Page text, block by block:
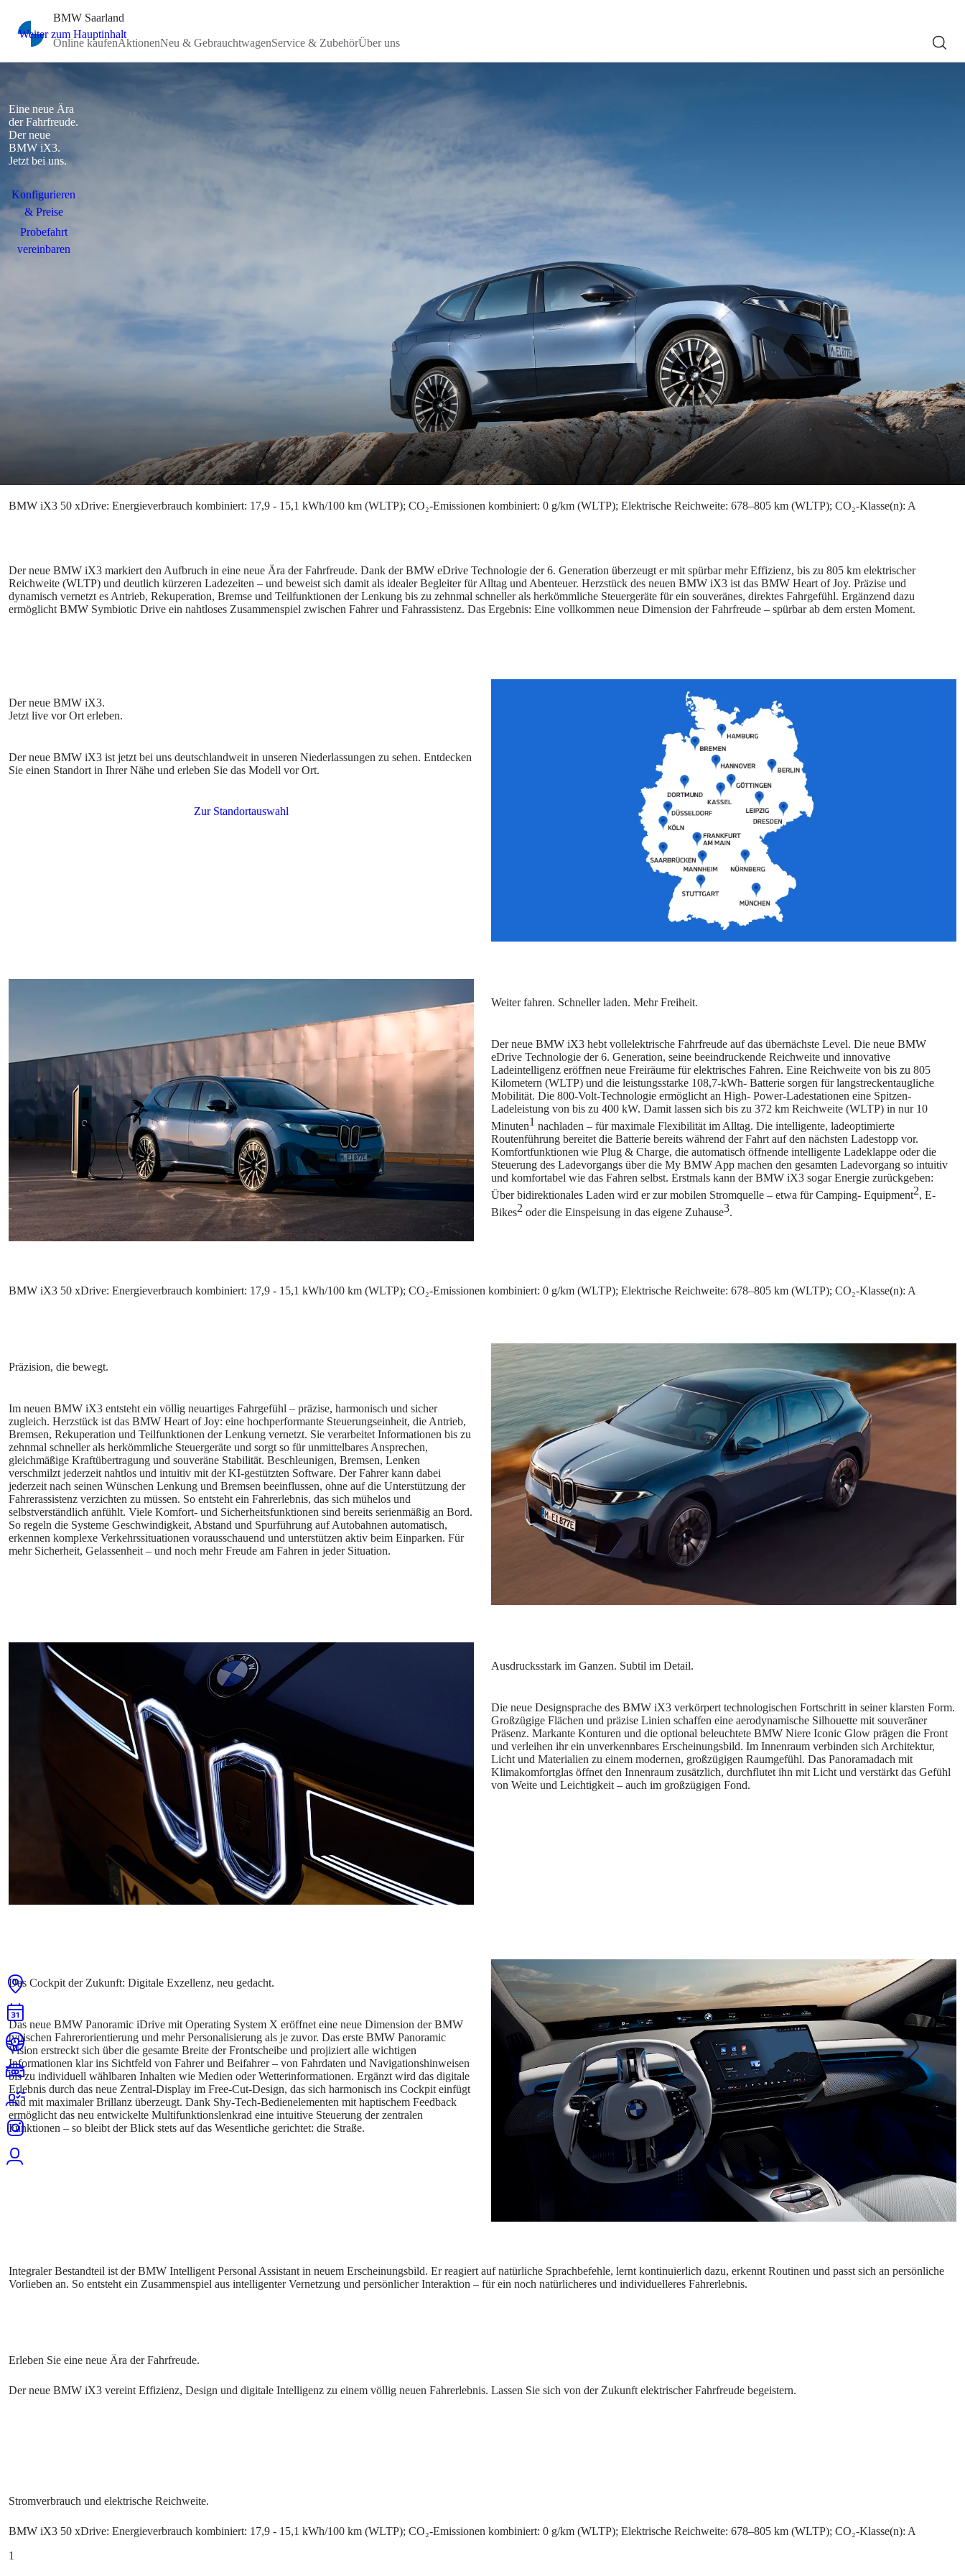
BMW iX3 50 xDrive: Energieverbrauch kombiniert: 17,9 - 15,1 kWh/100 km (WLTP); CO₂-Emissionen kombiniert: 0 g/km (WLTP); Elektrische Reichweite: 678–805 km (WLTP); CO₂-Klasse(n): A
Der neue BMW iX3 markiert den Aufbruch in eine neue Ära der Fahrfreude. Dank der BMW eDrive Technologie der 6. Generation überzeugt er mit spürbar mehr Effizienz, bis zu 805 km elektrischer
Reichweite (WLTP) und deutlich kürzeren Ladezeiten – und beweist sich damit als idealer Begleiter für Alltag und Abenteuer. Herzstück des neuen BMW iX3 ist das BMW Heart of Joy. Präzise und
dynamisch vernetzt es Antrieb, Rekuperation, Bremse und Teilfunktionen der Lenkung bis zu zehnmal schneller als herkömmliche Steuergeräte für ein souveränes, direktes Fahrgefühl. Ergänzend dazu
ermöglicht BMW Symbiotic Drive ein nahtloses Zusammenspiel zwischen Fahrer und Fahrassistenz. Das Ergebnis: Eine vollkommen neue Dimension der Fahrfreude – spürbar ab dem ersten Moment.
Der neue BMW iX3 ist jetzt bei uns deutschlandweit in unseren Niederlassungen zu sehen. Entdecken
Sie einen Standort in Ihrer Nähe und erleben Sie das Modell vor Ort.
Der neue BMW iX3 hebt vollelektrische Fahrfreude auf das übernächste Level. Die neue BMW
eDrive Technologie der 6. Generation, seine beeindruckende Reichweite und innovative
Ladeintelligenz eröffnen neue Freiräume für elektrisches Fahren. Eine Reichweite von bis zu 805
Kilometern (WLTP) und die leistungsstarke 108,7-kWh- Batterie sorgen für langstreckentaugliche
Mobilität. Die 800-Volt-Technologie ermöglicht an High- Power-Ladestationen eine Spitzen-
Ladeleistung von bis zu 400 kW. Damit lassen sich bis zu 372 km Reichweite (WLTP) in nur 10
Minuten1 nachladen – für maximale Flexibilität im Alltag. Die intelligente, ladeoptimierte
Routenführung bereitet die Batterie bereits während der Fahrt auf den nächsten Ladestopp vor.
Komfortfunktionen wie Plug & Charge, die automatisch öffnende intelligente Ladeklappe oder die
Steuerung des Ladevorgangs über die My BMW App machen den gesamten Ladevorgang so intuitiv
und komfortabel wie das Fahren selbst. Erstmals kann der BMW iX3 sogar Energie zurückgeben:
Über bidirektionales Laden wird er zur mobilen Stromquelle – etwa für Camping- Equipment2, E-
Bikes2 oder die Einspeisung in das eigene Zuhause3.
BMW iX3 50 xDrive: Energieverbrauch kombiniert: 17,9 - 15,1 kWh/100 km (WLTP); CO₂-Emissionen kombiniert: 0 g/km (WLTP); Elektrische Reichweite: 678–805 km (WLTP); CO₂-Klasse(n): A
Im neuen BMW iX3 entsteht ein völlig neuartiges Fahrgefühl – präzise, harmonisch und sicher
zugleich. Herzstück ist das BMW Heart of Joy: eine hochperformante Steuerungseinheit, die Antrieb,
Bremsen, Rekuperation und Teilfunktionen der Lenkung vernetzt. Sie verarbeitet Informationen bis zu
zehnmal schneller als herkömmliche Steuergeräte und sorgt so für unmittelbares Ansprechen,
gleichmäßige Kraftübertragung und souveräne Stabilität. Beschleunigen, Bremsen, Lenken
verschmilzt jederzeit nahtlos und intuitiv mit der KI-gestützten Software. Der Fahrer kann dabei
jederzeit nach seinen Wünschen Lenkung und Bremsen beeinflussen, ohne auf die Unterstützung der
Fahrerassistenz verzichten zu müssen. So entsteht ein Fahrerlebnis, das sich mühelos und
selbstverständlich anfühlt. Viele Komfort- und Sicherheitsfunktionen sind bereits serienmäßig an Bord.
So regeln die Systeme Geschwindigkeit, Abstand und Spurführung auf Autobahnen automatisch,
erkennen komplexe Verkehrssituationen vorausschauend und unterstützen aktiv beim Einparken. Für
mehr Sicherheit, Gelassenheit – und noch mehr Freude am Fahren in jeder Situation.
Die neue Designsprache des BMW iX3 verkörpert technologischen Fortschritt in seiner klarsten Form.
Großzügige Flächen und präzise Linien schaffen eine aerodynamische Silhouette mit souveräner
Präsenz. Markante Konturen und die optional beleuchtete BMW Niere Iconic Glow prägen die Front
und verleihen ihr ein unverkennbares Erscheinungsbild. Im Innenraum verbinden sich Architektur,
Licht und Materialien zu einem modernen, großzügigen Raumgefühl. Das Panoramadach mit
Klimakomfortglas öffnet den Innenraum zusätzlich, durchflutet ihn mit Licht und verstärkt das Gefühl
von Weite und Leichtigkeit – auch im großzügigen Fond.
Das neue BMW Panoramic iDrive mit Operating System X eröffnet eine neue Dimension der BMW
typischen Fahrerorientierung und mehr Personalisierung als je zuvor. Das erste BMW Panoramic
Vision erstreckt sich über die gesamte Breite der Frontscheibe und projiziert alle wichtigen
Informationen klar ins Sichtfeld von Fahrer und Beifahrer – von Fahrdaten und Navigationshinweisen
bis zu individuell wählbaren Inhalten wie Medien oder Wetterinformationen. Ergänzt wird das digitale
Erlebnis durch das neue Zentral-Display im Free-Cut-Design, das sich harmonisch ins Cockpit einfügt
und mit maximaler Brillanz überzeugt. Dank Shy-Tech-Bedienelementen mit haptischem Feedback
ermöglicht das neu entwickelte Multifunktionslenkrad eine intuitive Steuerung der zentralen
Funktionen – so bleibt der Blick stets auf das Wesentliche gerichtet: die Straße.
Integraler Bestandteil ist der BMW Intelligent Personal Assistant in neuem Erscheinungsbild. Er reagiert auf natürliche Sprachbefehle, lernt kontinuierlich dazu, erkennt Routinen und passt sich an persönliche
Vorlieben an. So entsteht ein Zusammenspiel aus intelligenter Vernetzung und persönlicher Interaktion – für ein noch natürlicheres und individuelleres Fahrerlebnis.
Der neue BMW iX3 vereint Effizienz, Design und digitale Intelligenz zu einem völlig neuen Fahrerlebnis. Lassen Sie sich von der Zukunft elektrischer Fahrfreude begeistern.
BMW iX3 50 xDrive: Energieverbrauch kombiniert: 17,9 - 15,1 kWh/100 km (WLTP); CO₂-Emissionen kombiniert: 0 g/km (WLTP); Elektrische Reichweite: 678–805 km (WLTP); CO₂-Klasse(n): A
1